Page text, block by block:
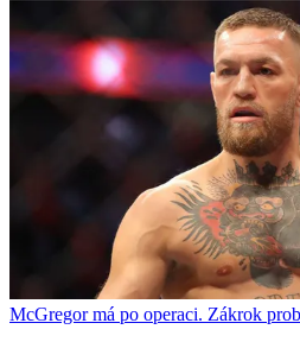
McGregor má po operaci. Zákrok